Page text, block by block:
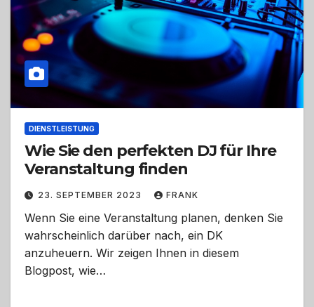
DIENSTLEISTUNG
Wie Sie den perfekten DJ für Ihre
Veranstaltung finden
23. SEPTEMBER 2023 FRANK
Wenn Sie eine Veranstaltung planen, denken Sie
wahrscheinlich darüber nach, ein DK
anzuheuern. Wir zeigen Ihnen in diesem
Blogpost, wie…